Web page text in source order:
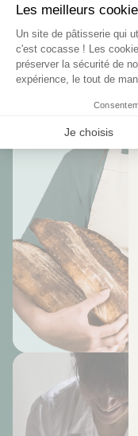
Il n'y a pas